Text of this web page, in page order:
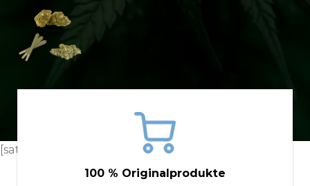
[satır]
100 % Originalprodukte